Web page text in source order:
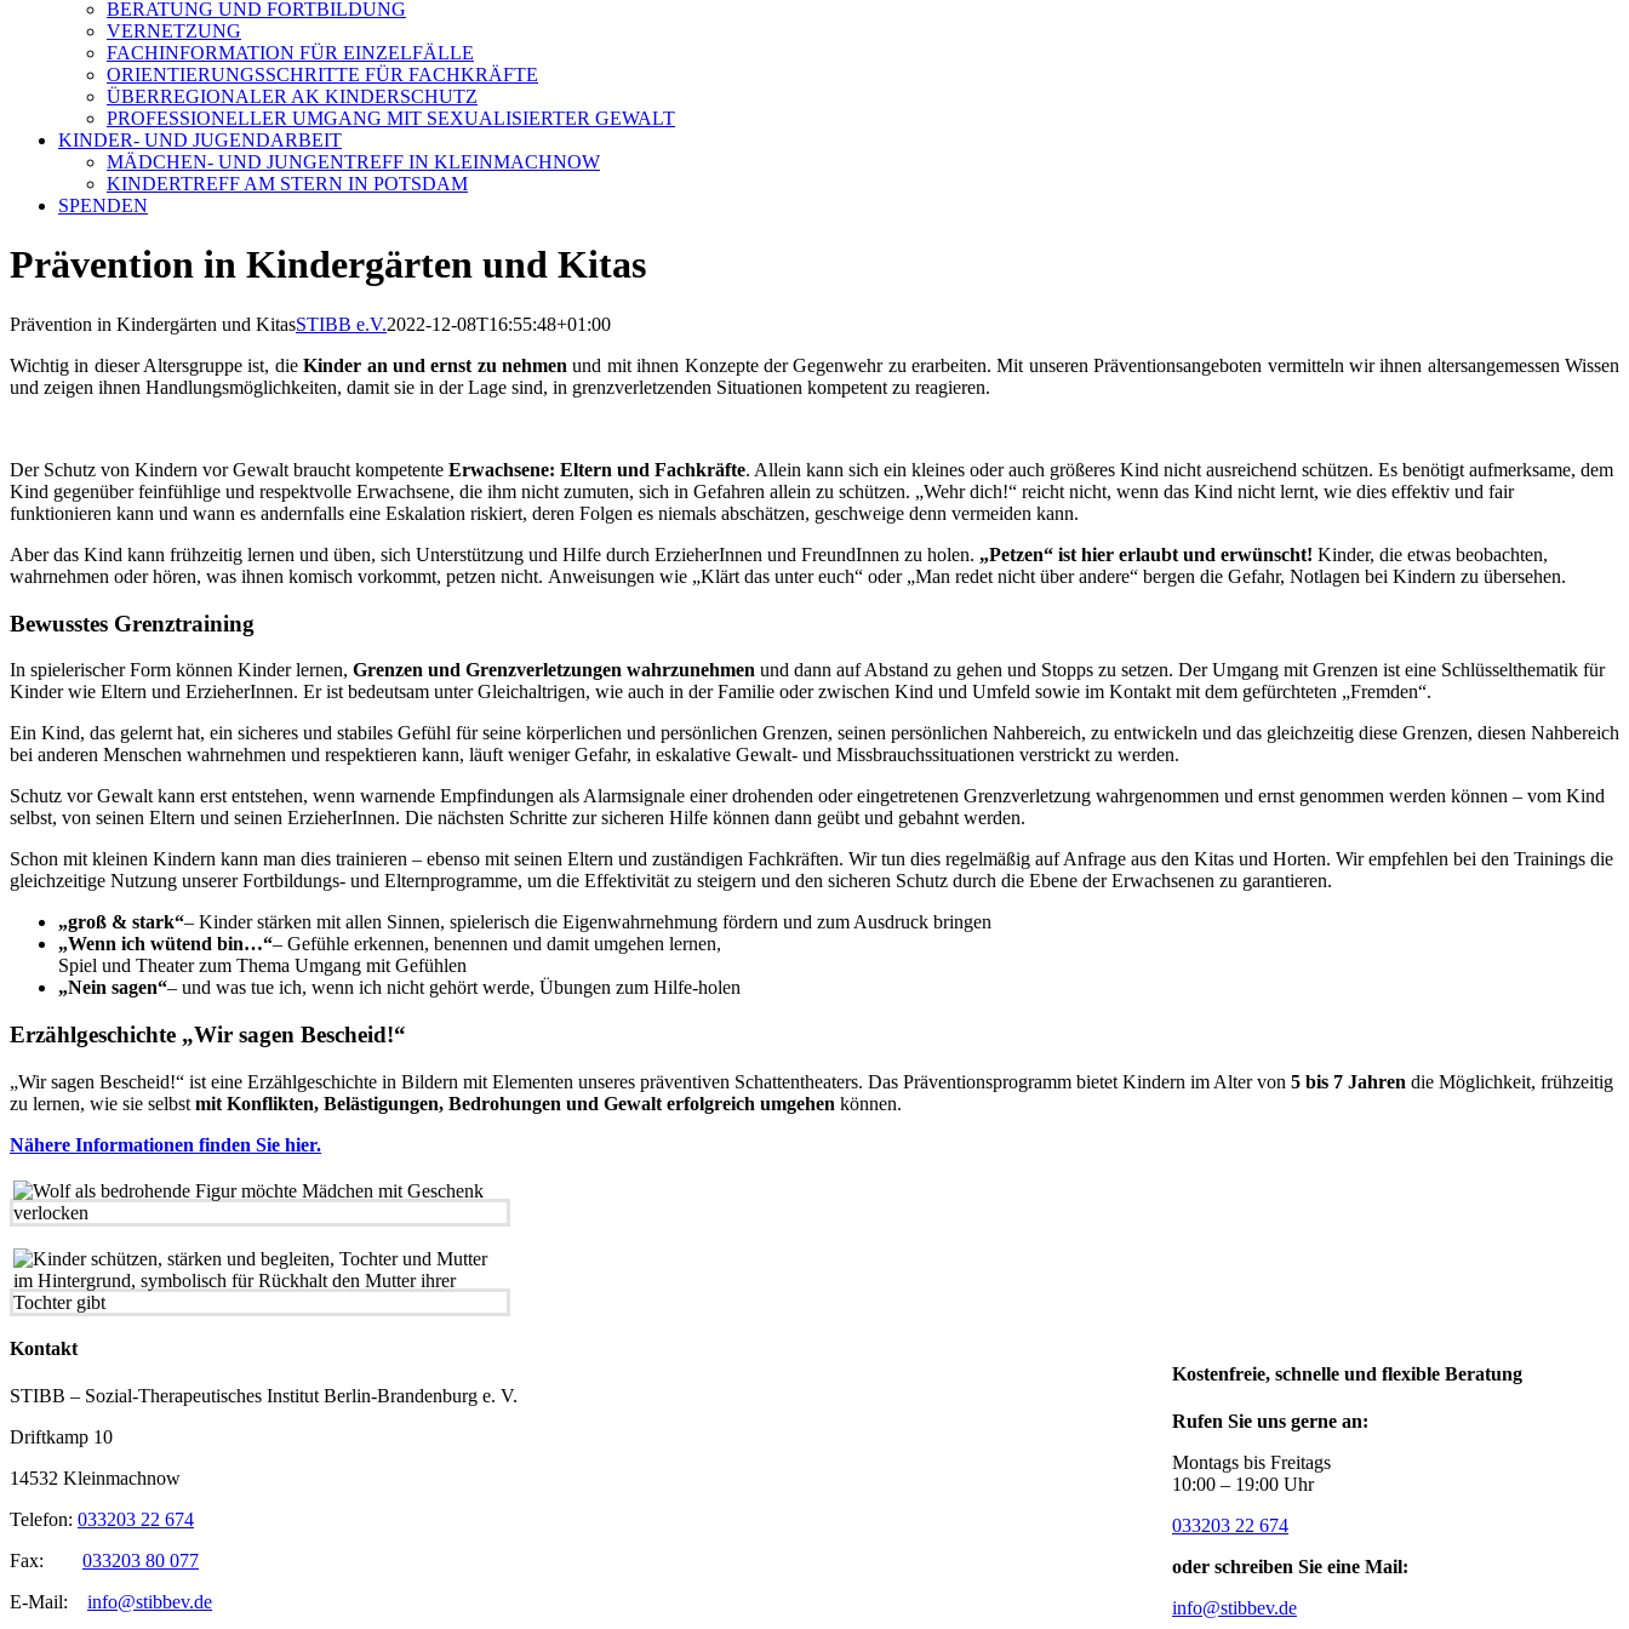
BERATUNG UND FORTBILDUNG
VERNETZUNG
FACHINFORMATION FÜR EINZELFÄLLE
ORIENTIERUNGSSCHRITTE FÜR FACHKRÄFTE
ÜBERREGIONALER AK KINDERSCHUTZ
PROFESSIONELLER UMGANG MIT SEXUALISIERTER GEWALT
KINDER- UND JUGENDARBEIT
MÄDCHEN- UND JUNGENTREFF IN KLEINMACHNOW
KINDERTREFF AM STERN IN POTSDAM
SPENDEN
Prävention in Kindergärten und Kitas
Prävention in Kindergärten und KitasSTIBB e.V.2022-12-08T16:55:48+01:00
Wichtig in dieser Altersgruppe ist, dieKinder an und ernst zu nehmen und mit ihnen Konzepte der Gegenwehr zu erarbeiten. Mit unseren Präventionsangeboten vermitteln wir ihnen altersangemessen Wissen
und zeigen ihnen Handlungsmöglichkeiten, damit sie in der Lage sind, in grenzverletzenden Situationen kompetent zu reagieren.
Der Schutz von Kindern vor Gewalt braucht kompetente Erwachsene: Eltern und Fachkräfte. Allein kann sich ein kleines oder auch größeres Kind nicht ausreichend schützen. Es benötigt aufmerksame, dem
Kind gegenüber feinfühlige und respektvolle Erwachsene, die ihm nicht zumuten, sich in Gefahren allein zu schützen. „Wehr dich!“ reicht nicht, wenn das Kind nicht lernt, wie dies effektiv und fair
funktionieren kann und wann es andernfalls eine Eskalation riskiert, deren Folgen es niemals abschätzen, geschweige denn vermeiden kann.
Aber das Kind kann frühzeitig lernen und üben, sich Unterstützung und Hilfe durch ErzieherInnen und FreundInnen zu holen. „Petzen“ ist hier erlaubt und erwünscht! Kinder, die etwas beobachten,
wahrnehmen oder hören, was ihnen komisch vorkommt, petzen nicht. Anweisungen wie „Klärt das unter euch“ oder „Man redet nicht über andere“ bergen die Gefahr, Notlagen bei Kindern zu übersehen.
Bewusstes Grenztraining
In spielerischer Form können Kinder lernen, Grenzen und Grenzverletzungen wahrzunehmen und dann auf Abstand zu gehen und Stopps zu setzen. Der Umgang mit Grenzen ist eine Schlüsselthematik für
Kinder wie Eltern und ErzieherInnen. Er ist bedeutsam unter Gleichaltrigen, wie auch in der Familie oder zwischen Kind und Umfeld sowie im Kontakt mit dem gefürchteten „Fremden“.
Ein Kind, das gelernt hat, ein sicheres und stabiles Gefühl für seine körperlichen und persönlichen Grenzen, seinen persönlichen Nahbereich, zu entwickeln und das gleichzeitig diese Grenzen, diesen Nahbereich
bei anderen Menschen wahrnehmen und respektieren kann, läuft weniger Gefahr, in eskalative Gewalt- und Missbrauchssituationen verstrickt zu werden.
Schutz vor Gewalt kann erst entstehen, wenn warnende Empfindungen als Alarmsignale einer drohenden oder eingetretenen Grenzverletzung wahrgenommen und ernst genommen werden können – vom Kind
selbst, von seinen Eltern und seinen ErzieherInnen. Die nächsten Schritte zur sicheren Hilfe können dann geübt und gebahnt werden.
Schon mit kleinen Kindern kann man dies trainieren – ebenso mit seinen Eltern und zuständigen Fachkräften. Wir tun dies regelmäßig auf Anfrage aus den Kitas und Horten. Wir empfehlen bei den Trainings die
gleichzeitige Nutzung unserer Fortbildungs- und Elternprogramme, um die Effektivität zu steigern und den sicheren Schutz durch die Ebene der Erwachsenen zu garantieren.
„groß & stark“– Kinder stärken mit allen Sinnen, spielerisch die Eigenwahrnehmung fördern und zum Ausdruck bringen
„Wenn ich wütend bin…“– Gefühle erkennen, benennen und damit umgehen lernen,
Spiel und Theater zum Thema Umgang mit Gefühlen
„Nein sagen“– und was tue ich, wenn ich nicht gehört werde, Übungen zum Hilfe-holen
Erzählgeschichte „Wir sagen Bescheid!“
„Wir sagen Bescheid!“ ist eine Erzählgeschichte in Bildern mit Elementen unseres präventiven Schattentheaters. Das Präventionsprogramm bietet Kindern im Alter von 5 bis 7 Jahren die Möglichkeit, frühzeitig
zu lernen, wie sie selbst mit Konflikten, Belästigungen, Bedrohungen und Gewalt erfolgreich umgehen können.
Nähere Informationen finden Sie hier.
Kostenfreie, schnelle und flexible Beratung
Rufen Sie uns gerne an:
Montags bis Freitags
10:00 – 19:00 Uhr
033203 22 674
oder schreiben Sie eine Mail:
info@stibbev.de
Kontakt
STIBB – Sozial-Therapeutisches Institut Berlin-Brandenburg e. V.
Driftkamp 10
14532 Kleinmachnow
Telefon: 033203 22 674
Fax: 033203 80 077
E-Mail: info@stibbev.de